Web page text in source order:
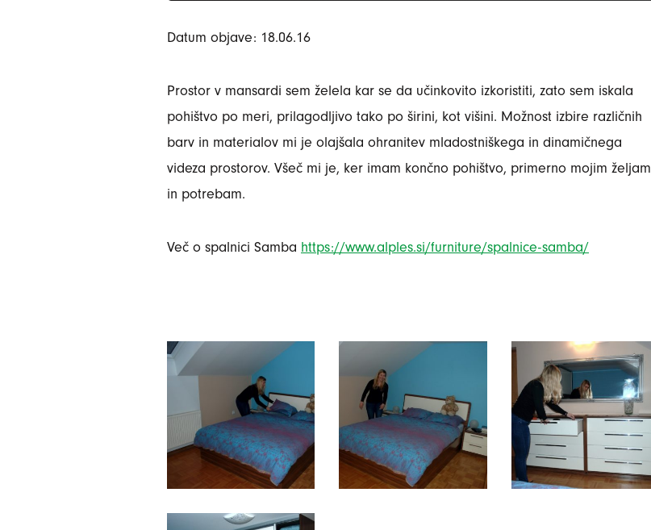
Datum objave: 18.06.16
Prostor v mansardi sem želela kar se da učinkovito izkoristiti, zato sem iskala
pohištvo po meri, prilagodljivo tako po širini, kot višini. Možnost izbire različnih
barv in materialov mi je olajšala ohranitev mladostniškega in dinamičnega
videza prostorov. Všeč mi je, ker imam končno pohištvo, primerno mojim željam
in potrebam.
Več o spalnici Samba https://www.alples.si/furniture/spalnice-samba/